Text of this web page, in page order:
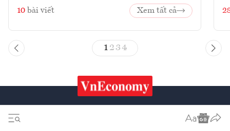
10 bài viết Xem tất cả
1 23 4
Tiêu & Dùng